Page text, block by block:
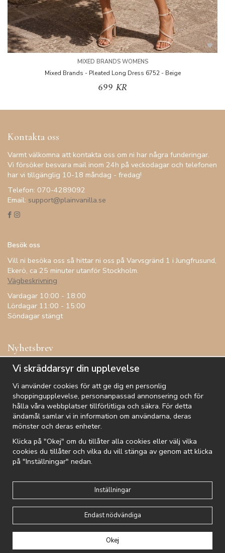
MIXED BRANDS WOMENS
Mixed Brands - Pleated Long Dress 6752 - Beige
699 KR
Kontakta oss
Varmt välkomna att kontakta oss om ni har några funderingar.
Vi försöker besvara mail inom 24h på veckodagar och telefonen
har vi tillgänglig 10-18 måndag - fredag!
Telefon: 070-4289092
Email: support@plainvanilla.se
Besök oss
Vill ni besöka oss så hittar ni oss på Varvsgränd 1 i Jungfrusund,
Ekerö, ca 25 minuter utanför Stockholm.
Vägbeskrivning
Vardagar 10:00 - 18:00
Lördagar 11:00 - 15:00
Söndagar stängt
Nyhetsbrev
Få inspiration, förtur till kampanjer, specialerbjudanden och
De uppgifter du matar in kommer endast användas till våra nyhetsbrev.
Logga in
Om cookies Integritetspolicy
Drift & produktion:Wikinggruppen
Vi skräddarsyr din upplevelse
Vi använder cookies för att ge dig en personlig
shoppingupplevelse, personanpassad annonsering och för
hålla våra webbplatser tillförlitliga och säkra. För detta
ändamål samlar vi in information om användarna, deras
mönster och deras enheter.
Klicka på "Okej" om du tillåter alla cookies eller välj vilka
cookies du tillåter och vilka du vill stänga av genom att klicka
på "Inställningar" nedan.
Inställningar
Endast nödvändiga
Okej